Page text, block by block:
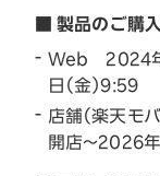
■ 製品のご購
Web 2024年
日（金）9:59
店舗（楽天モ
開店～2026